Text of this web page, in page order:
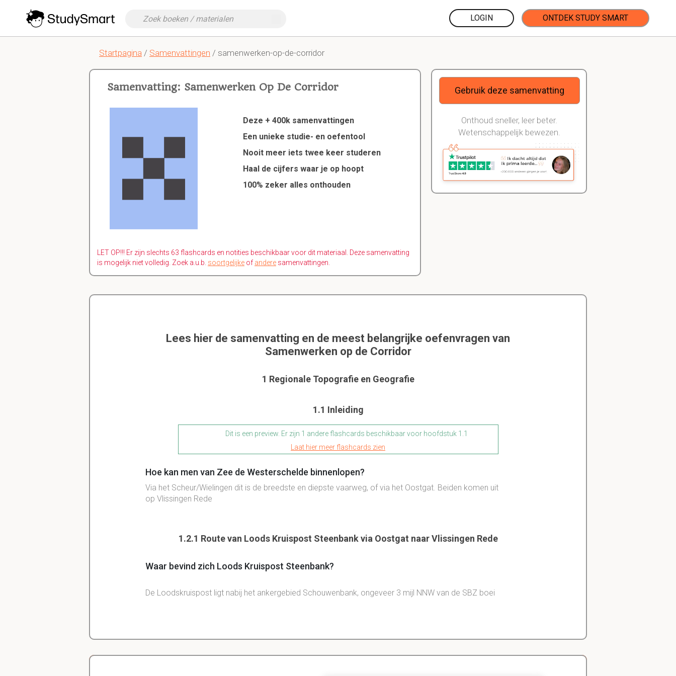
LOGIN ONTDEK STUDY SMART
Startpagina / Samenvattingen / samenwerken-op-de-corridor
Samenvatting: Samenwerken Op De Corridor
Deze + 400k samenvattingen
Een unieke studie- en oefentool
Nooit meer iets twee keer studeren
Haal de cijfers waar je op hoopt
100% zeker alles onthouden
LET OP!!! Er zijn slechts 63 flashcards en notities beschikbaar voor dit materiaal. Deze samenvatting
is mogelijk niet volledig. Zoek a.u.b. soortgelijke of andere samenvattingen.
Gebruik deze samenvatting
Onthoud sneller, leer beter.
Wetenschappelijk bewezen.
Lees hier de samenvatting en de meest belangrijke oefenvragen van
Samenwerken op de Corridor
1 Regionale Topografie en Geografie
1.1 Inleiding
Dit is een preview. Er zijn 1 andere flashcards beschikbaar voor hoofdstuk 1.1
Laat hier meer flashcards zien
Hoe kan men van Zee de Westerschelde binnenlopen?
Via het Scheur/Wielingen dit is de breedste en diepste vaarweg, of via het Oostgat. Beiden komen uit
op Vlissingen Rede
1.2.1 Route van Loods Kruispost Steenbank via Oostgat naar Vlissingen Rede
Waar bevind zich Loods Kruispost Steenbank?
De Loodskruispost ligt nabij het ankergebied Schouwenbank, ongeveer 3 mijl NNW van de SBZ boei
Zeegat van Vlissingen, langs de Walcherse kust geeft toegang tot de Schelde